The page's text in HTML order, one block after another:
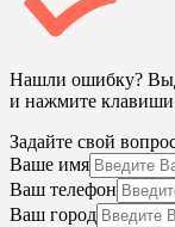
Нашли ошибку?
и нажмите клавиши
Задайте свой
Ваше имя
Ваш телефон
Ваш город